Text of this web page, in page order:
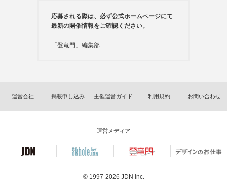
応募される際は、必ず公式ホームページにて
最新の開催情報をご確認ください。
「登竜門」編集部
運営会社 掲載申し込み 主催運営ガイド 利用規約 お問い合わせ
運営メディア
© 1997-2026 JDN Inc.